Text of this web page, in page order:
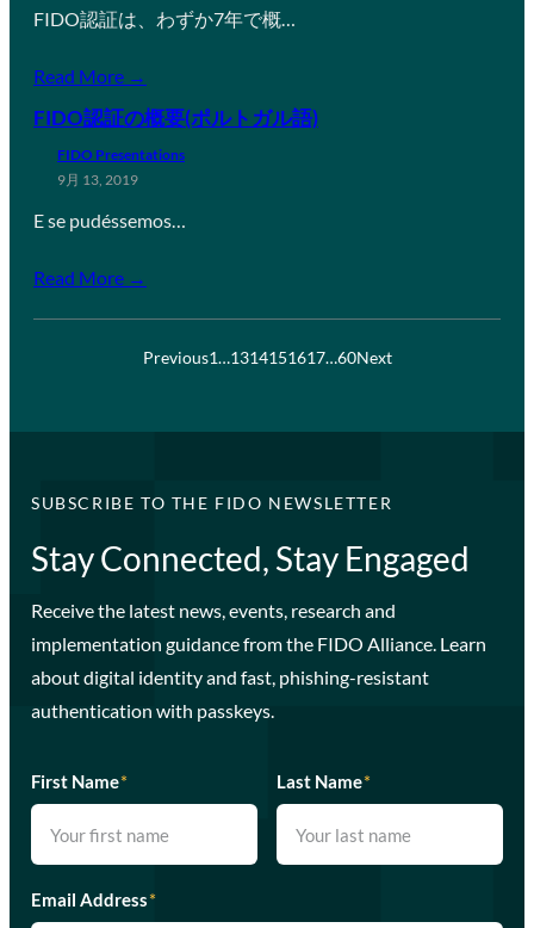
FIDO認証は、わずか7年で概…
Read More →
FIDO認証の概要(ポルトガル語)
FIDO Presentations
9月 13, 2019
E se pudéssemos…
Read More →
Previous1…1314151617…60Next
SUBSCRIBE TO THE FIDO NEWSLETTER
Stay Connected, Stay Engaged
Receive the latest news, events, research and
implementation guidance from the FIDO Alliance. Learn
about digital identity and fast, phishing-resistant
authentication with passkeys.
First Name* Last Name*
Email Address*